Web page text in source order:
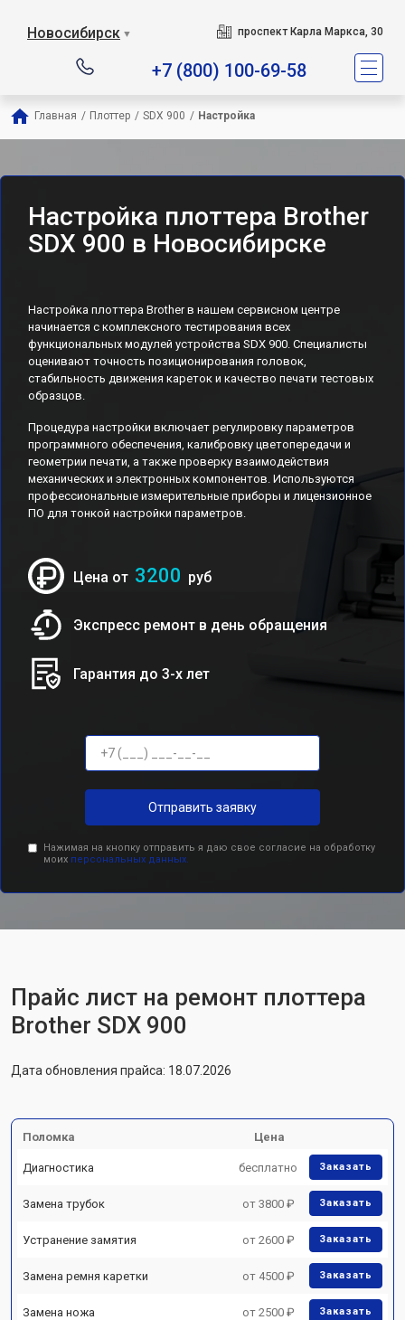
Новосибирск ▼ проспект Карла Маркса, 30
+7 (800) 100-69-58
Главная / Плоттер / SDX 900 / Настройка
Настройка плоттера Brother
SDX 900 в Новосибирске
Настройка плоттера Brother в нашем сервисном центре
начинается с комплексного тестирования всех
функциональных модулей устройства SDX 900. Специалисты
оценивают точность позиционирования головок,
стабильность движения кареток и качество печати тестовых
образцов.
Процедура настройки включает регулировку параметров
программного обеспечения, калибровку цветопередачи и
геометрии печати, а также проверку взаимодействия
механических и электронных компонентов. Используются
профессиональные измерительные приборы и лицензионное
ПО для тонкой настройки параметров.
Цена от 3200 руб
Экспресс ремонт в день обращения
Гарантия до 3-х лет
Отправить заявку
Нажимая на кнопку отправить я даю свое согласие на обработку
моих персональных данных.
Прайс лист на ремонт плоттера
Brother SDX 900
Дата обновления прайса: 18.07.2026
Поломка Цена
Диагностика бесплатно Заказать
Замена трубок от 3800 ₽ Заказать
Устранение замятия от 2600 ₽ Заказать
Замена ремня каретки от 4500 ₽ Заказать
Замена ножа от 2500 ₽ Заказать